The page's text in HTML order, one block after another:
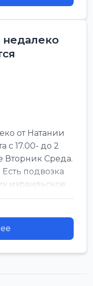
от Натании
с 17.00- до 2
Вторник Среда.
подвозка
израильское